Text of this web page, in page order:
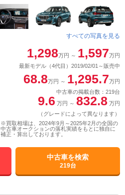
すべての写真を見る
1,298万円 ～ 1,597万円
最新モデル（4代目）2019/02/01～販売中
68.8万円 ～ 1,295.7万円
中古車の掲載台数：219台
9.6 万円 ～ 832.8 万円
（グレードによって異なります）
※買取相場は、2024年9月～2025年2月の全国の
中古車オークションの落札実績をもとに独自に
補正・算出しております。
中古車を検索
219台